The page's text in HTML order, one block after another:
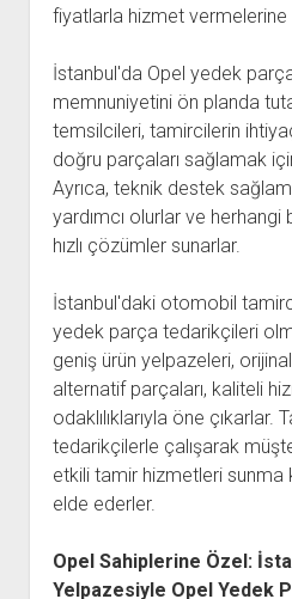
fiyatlarla hizmet vermelerine
İstanbul'da Opel yedek
memnuniyetini ön planda
temsilcileri, tamircilerin
doğru parçaları sağlamak
Ayrıca, teknik destek
yardımcı olurlar ve herhangi
hızlı çözümler sunarlar.
İstanbul'daki otomobil
yedek parça tedarikçileri
geniş ürün yelpazeleri,
alternatif parçaları, kaliteli
odaklılıklarıyla öne çıkarlar.
tedarikçilerle çalışarak
etkili tamir hizmetleri sunma
elde ederler.
Opel Sahiplerine Özel:
Yelpazesiyle Opel Yedek